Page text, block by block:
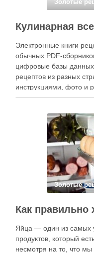
Золотые
Электронные книги
обычных PDF-
цифровые базы
рецептов из разных
инструкциями, фото и
приготовлению. В
контент, расширять
функции. Ниже …
Золотые
Яйца — один из самых
продуктов, который
несмотря на то, что мы